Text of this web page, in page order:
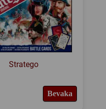
sig måste
näckrosblad,
på motsatt sida
Stratego
Bevaka